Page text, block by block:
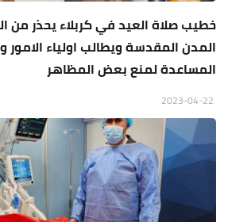
خطيب صلاة العيد في كربلاء يحذر من
المدن المقدسة ويطالب اولياء
المساعدة لمنع بعض المظاهر